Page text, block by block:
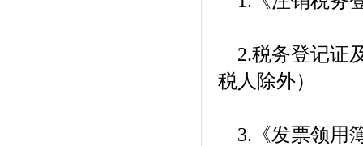
2.税务登记证
税人除外）
3.《发票领用